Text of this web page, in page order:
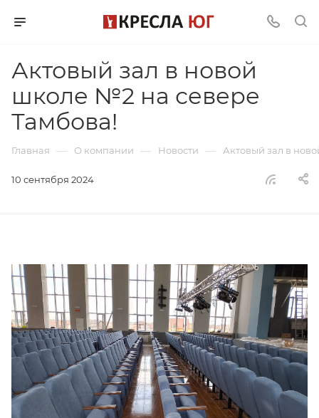
Актовый зал в новой
школе №2 на севере
Тамбова!
Главная — О компании — Новости — Актовый зал в
10 сентября 2024